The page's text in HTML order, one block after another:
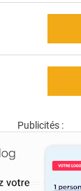
Publicités :